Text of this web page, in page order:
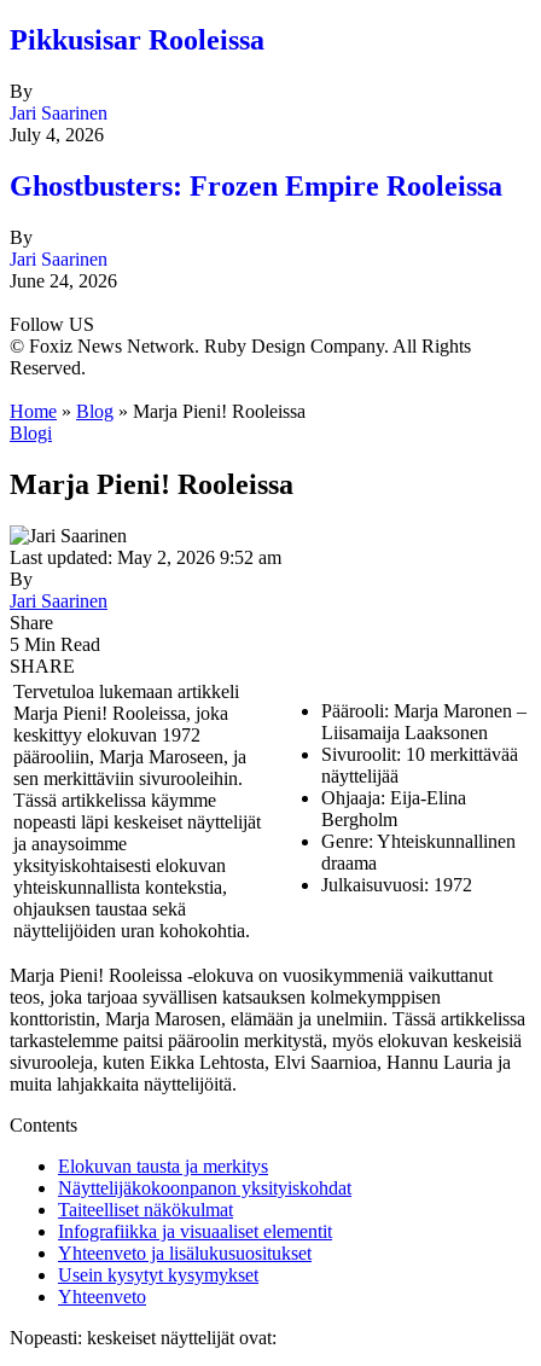
Pikkusisar Rooleissa
By
Jari Saarinen
July 4, 2026
Ghostbusters: Frozen Empire Rooleissa
By
Jari Saarinen
June 24, 2026
Follow US
© Foxiz News Network. Ruby Design Company. All Rights
Reserved.
Home » Blog » Marja Pieni! Rooleissa
Blogi
Marja Pieni! Rooleissa
Last updated: May 2, 2026 9:52 am
By
Jari Saarinen
Share
5 Min Read
SHARE
Tervetuloa lukemaan artikkeli
Marja Pieni! Rooleissa, joka
keskittyy elokuvan 1972
päärooliin, Marja Maroseen, ja
sen merkittäviin sivurooleihin.
Tässä artikkelissa käymme
nopeasti läpi keskeiset näyttelijät
ja anaysoimme
yksityiskohtaisesti elokuvan
yhteiskunnallista kontekstia,
ohjauksen taustaa sekä
näyttelijöiden uran kohokohtia.
Päärooli: Marja Maronen –
Liisamaija Laaksonen
Sivuroolit: 10 merkittävää
näyttelijää
Ohjaaja: Eija-Elina
Bergholm
Genre: Yhteiskunnallinen
draama
Julkaisuvuosi: 1972
Marja Pieni! Rooleissa -elokuva on vuosikymmeniä vaikuttanut
teos, joka tarjoaa syvällisen katsauksen kolmekymppisen
konttoristin, Marja Marosen, elämään ja unelmiin. Tässä artikkelissa
tarkastelemme paitsi pääroolin merkitystä, myös elokuvan keskeisiä
sivurooleja, kuten Eikka Lehtosta, Elvi Saarnioa, Hannu Lauria ja
muita lahjakkaita näyttelijöitä.
Contents
Elokuvan tausta ja merkitys
Näyttelijäkokoonpanon yksityiskohdat
Taiteelliset näkökulmat
Infografiikka ja visuaaliset elementit
Yhteenveto ja lisälukusuositukset
Usein kysytyt kysymykset
Yhteenveto
Nopeasti: keskeiset näyttelijät ovat: